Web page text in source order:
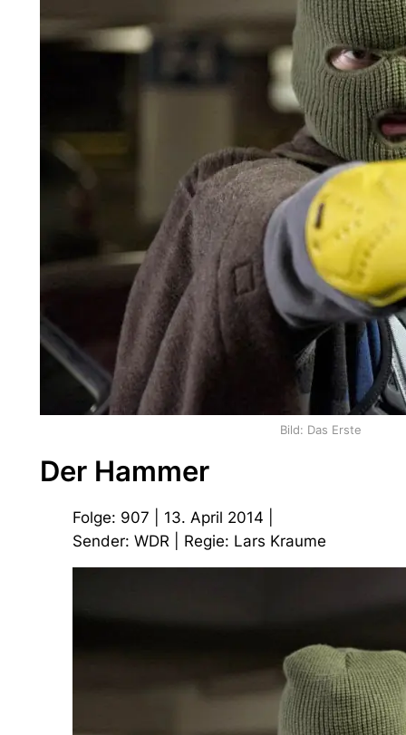
Bild: Das Erste
Der Hammer
Folge: 907 | 13. April 2014 |
Sender: WDR | Regie: Lars Kraume